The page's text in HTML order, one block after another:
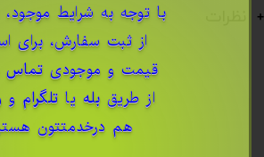
​با توجه به شرایط
از ثبت سفارش، برای
قیمت و موجودی تماس
از طریق بله یا تلگرام و
هم درخدمتتون